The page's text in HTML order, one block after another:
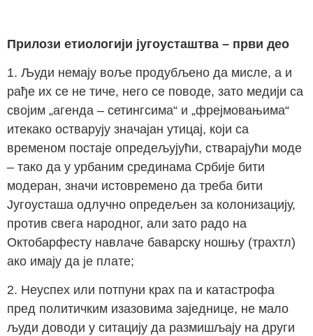
Прилози етиологији југоусташтва – први део
1. Људи немају воље продубљено да мисле, а и
рађе их се не тиче, него се поводе, зато медији са
својим „агенда – сетингсима“ и „фрејмовањима“
итекако остварују значајан утицај, који са
временом постаје опредељујући, стварајући моде
– тако да у урбаним срединама Србије бити
модеран, значи истовремено да треба бити
Југоусташа одлучно опредељен за колонизацију,
против свега народног, али зато радо на
Октобарфесту навлаче баварску ношњу (трахтл)
ако имају да је плате;
2. Неуспех или потпуни крах па и катастрофа
пред политичким изазовима заједнице, не мало
људи доводи у ситацију да размишљају на други